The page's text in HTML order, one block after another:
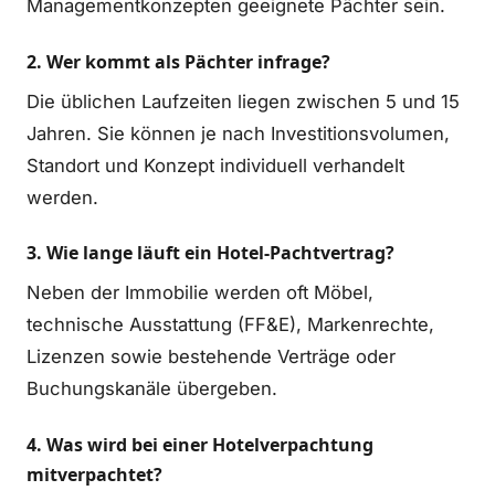
Managementkonzepten geeignete Pächter sein.
2. Wer kommt als Pächter infrage?
Die üblichen Laufzeiten liegen zwischen 5 und 15
Jahren. Sie können je nach Investitionsvolumen,
Standort und Konzept individuell verhandelt
werden.
3. Wie lange läuft ein Hotel-Pachtvertrag?
Neben der Immobilie werden oft Möbel,
technische Ausstattung (FF&E), Markenrechte,
Lizenzen sowie bestehende Verträge oder
Buchungskanäle übergeben.
4. Was wird bei einer Hotelverpachtung
mitverpachtet?